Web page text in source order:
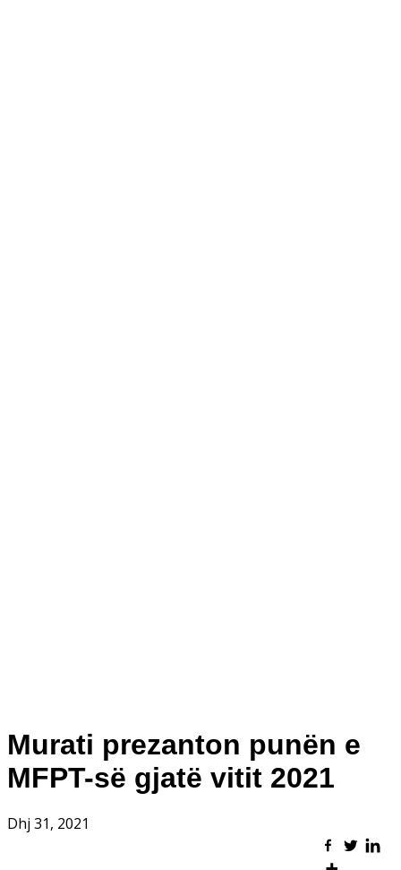
Murati prezanton punën e
MFPT-së gjatë vitit 2021
Dhj 31, 2021